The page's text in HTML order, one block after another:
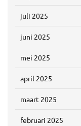
juli 2025
juni 2025
mei 2025
april 2025
maart 2025
februari 2025